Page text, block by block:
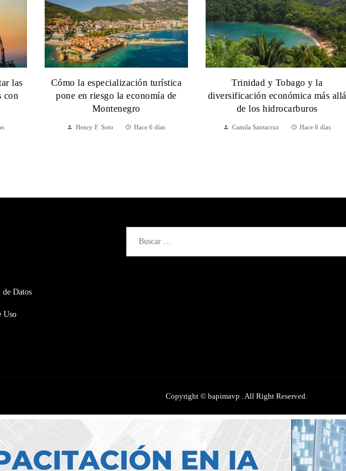
las
con
Cómo la especialización turística
pone en riesgo la economía de
Montenegro
Henry F. Soto Hace 6 días
Trinidad y Tobago y la
diversificación económica más allá
de los hidrocarburos
Camila Santacruz Hace 6 días
Datos
Uso
Copyright © bapimavp . All Right Reserved.